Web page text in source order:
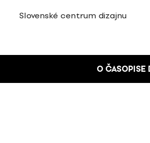
Slovenské centrum dizajnu
O ČASOPISE